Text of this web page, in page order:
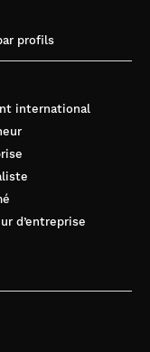
profils
international
d’entreprise